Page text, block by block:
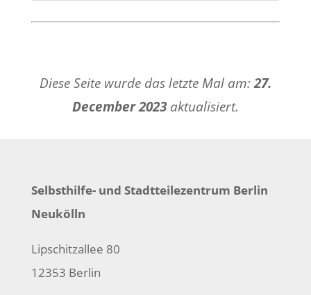
Diese Seite wurde das letzte Mal am:27.
December 2023aktualisiert.
Selbsthilfe- und Stadtteilezentrum Berlin
Neukölln
Lipschitzallee 80
12353 Berlin